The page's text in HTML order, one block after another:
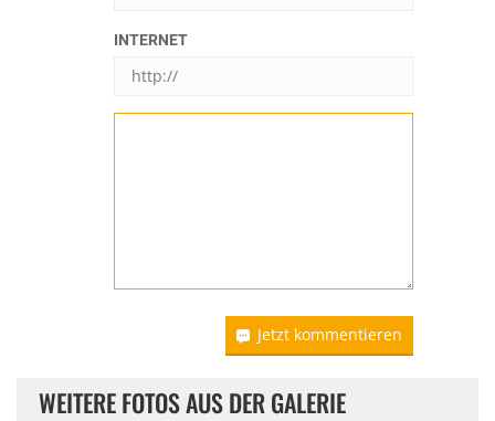
INTERNET
Jetzt kommentieren
WEITERE FOTOS AUS DER GALERIE